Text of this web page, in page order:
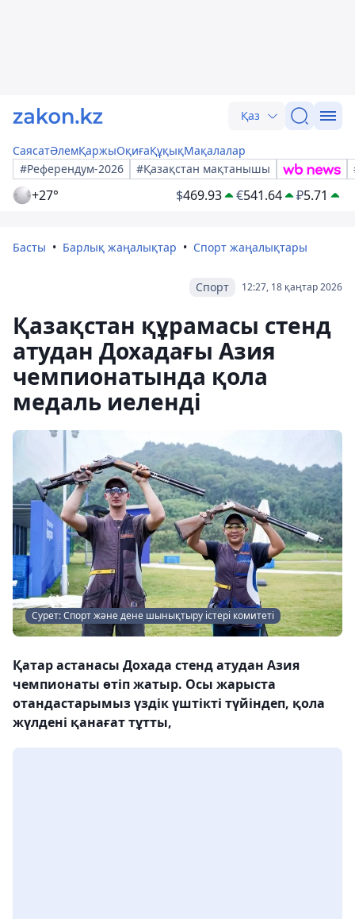
Қаз
СаясатӘлемҚаржыОқиғаҚұқықМақалалар
#Референдум-2026
#Қазақстан мақтанышы
+27° $469.93 €541.64 ₽5.71
Басты Барлық жаңалықтар Спорт жаңалықтары
12:27, 18 қаңтар 2026
Спорт
Қазақстан құрамасы стенд
атудан Дохадағы Азия
чемпионатында қола
медаль иеленді
Сурет: Спорт және дене шынықтыру істері комитеті
Қатар астанасы Дохада стенд атудан Азия
чемпионаты өтіп жатыр. Осы жарыста
отандастарымыз үздік үштікті түйіндеп, қола
жүлдені қанағат тұтты,